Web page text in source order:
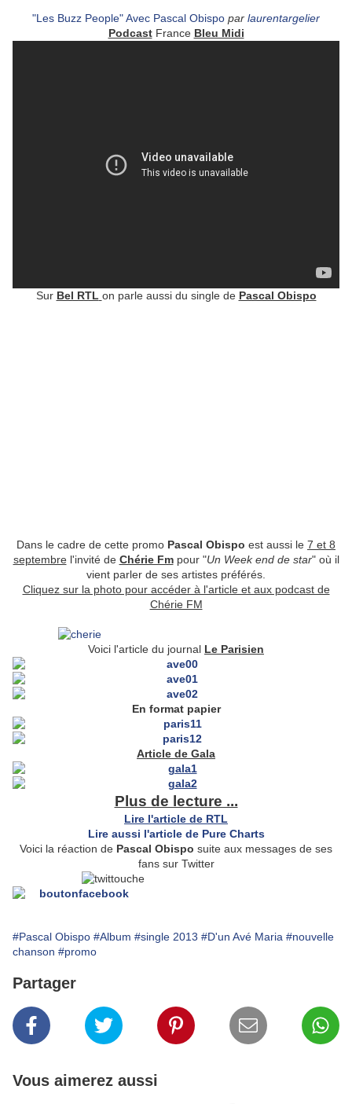
"Les Buzz People" Avec Pascal Obispo par laurentargelier
PodcastFrance Bleu Midi
Sur Bel RTL on parle aussi du single de Pascal Obispo
Dans le cadre de cette promo Pascal Obispo est aussi le 7 et 8
septembrel'invité de Chérie Fmpour "Un Week end de star" où il
vient parler de ses artistes préférés.
Cliquez sur la photo pour accéder à l'article et aux podcast de
Chérie FM
Voici l'article du journal Le Parisien
En format papier
Article de Gala
Plus de lecture ...
Lire l'article de RTL
Lire aussi l'article de Pure Charts
Voici la réaction de Pascal Obispo suite aux messages de ses
fans sur Twitter
#Pascal Obispo #Album #single 2013 #D'un Avé Maria #nouvelle
chanson #promo
Partager
Vous aimerez aussi